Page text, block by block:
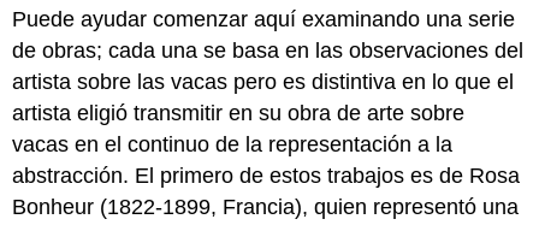
Puede ayudar comenzar aquí examinando una serie
de obras; cada una se basa en las observaciones del
artista sobre las vacas pero es distintiva en lo que el
artista eligió transmitir en su obra de arte sobre
vacas en el continuo de la representación a la
abstracción. El primero de estos trabajos es de Rosa
Bonheur (1822-1899, Francia), quien representó una